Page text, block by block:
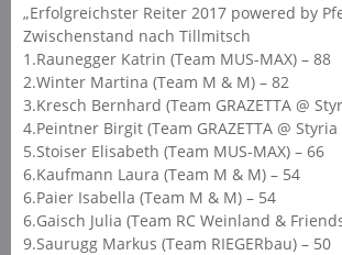
„Erfolgreichster Reiter 2017 powered by
Zwischenstand nach Tillmitsch
1.Raunegger Katrin (Team MUS-MAX) – 88
2.Winter Martina (Team M & M) – 82
3.Kresch Bernhard (Team GRAZETTA @
4.Peintner Birgit (Team GRAZETTA @ Styria
5.Stoiser Elisabeth (Team MUS-MAX) – 66
6.Kaufmann Laura (Team M & M) – 54
6.Paier Isabella (Team M & M) – 54
6.Gaisch Julia (Team RC Weinland &
9.Saurugg Markus (Team RIEGERbau) – 50